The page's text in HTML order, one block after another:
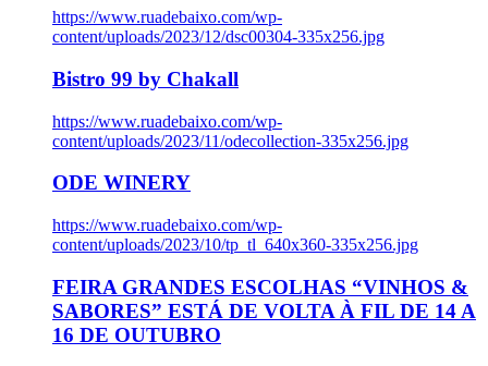
https://www.ruadebaixo.com/wp-
content/uploads/2023/12/dsc00304-335x256.jpg
Bistro 99 by Chakall
https://www.ruadebaixo.com/wp-
content/uploads/2023/11/odecollection-335x256.jpg
ODE WINERY
https://www.ruadebaixo.com/wp-
content/uploads/2023/10/tp_tl_640x360-335x256.jpg
FEIRA GRANDES ESCOLHAS “VINHOS &
SABORES” ESTÁ DE VOLTA À FIL DE 14 A
16 DE OUTUBRO